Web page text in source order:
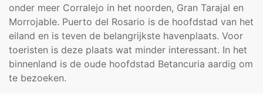
onder meer Corralejo in het noorden, Gran Tarajal en
Morrojable. Puerto del Rosario is de hoofdstad van het
eiland en is teven de belangrijkste havenplaats. Voor
toeristen is deze plaats wat minder interessant. In het
binnenland is de oude hoofdstad Betancuria aardig om
te bezoeken.